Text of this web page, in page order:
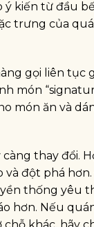
kiến từ đầu
trưng của
gọi liên tục
món
món ăn và
thay đổi.
đột phá
thống yêu
hơn. Nếu